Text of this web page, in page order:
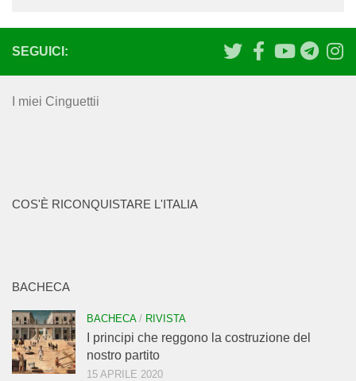
SEGUICI:
I miei Cinguettii
COS'È RICONQUISTARE L'ITALIA
BACHECA
BACHECA/ RIVISTA
I principi che reggono la costruzione del
nostro partito
15 APRILE 2020